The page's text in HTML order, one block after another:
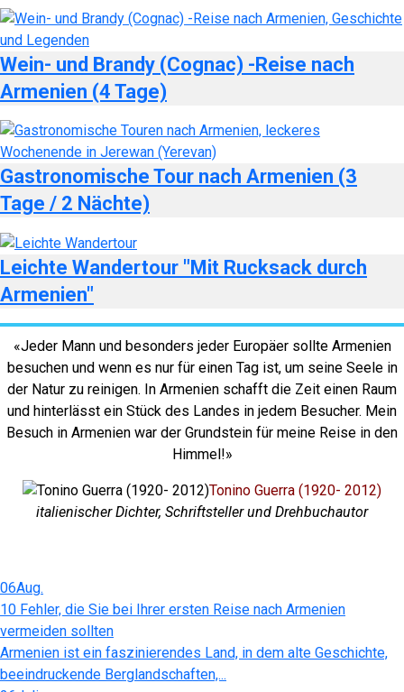
Wein- und Brandy (Cognac) -Reise nach
Armenien (4 Tage)
Gastronomische Tour nach Armenien (3
Tage / 2 Nächte)
Leichte Wandertour "Mit Rucksack durch
Armenien"
«Jeder Mann und besonders jeder Europäer sollte Armenien
besuchen und wenn es nur für einen Tag ist, um seine Seele in
der Natur zu reinigen. In Armenien schafft die Zeit einen Raum
und hinterlässt ein Stück des Landes in jedem Besucher. Mein
Besuch in Armenien war der Grundstein für meine Reise in den
Himmel!»
Tonino Guerra (1920- 2012)
italienischer Dichter, Schriftsteller und Drehbuchautor
06Aug.
10 Fehler, die Sie bei Ihrer ersten Reise nach Armenien
vermeiden sollten
Armenien ist ein faszinierendes Land, in dem alte Geschichte,
beeindruckende Berglandschaften,...